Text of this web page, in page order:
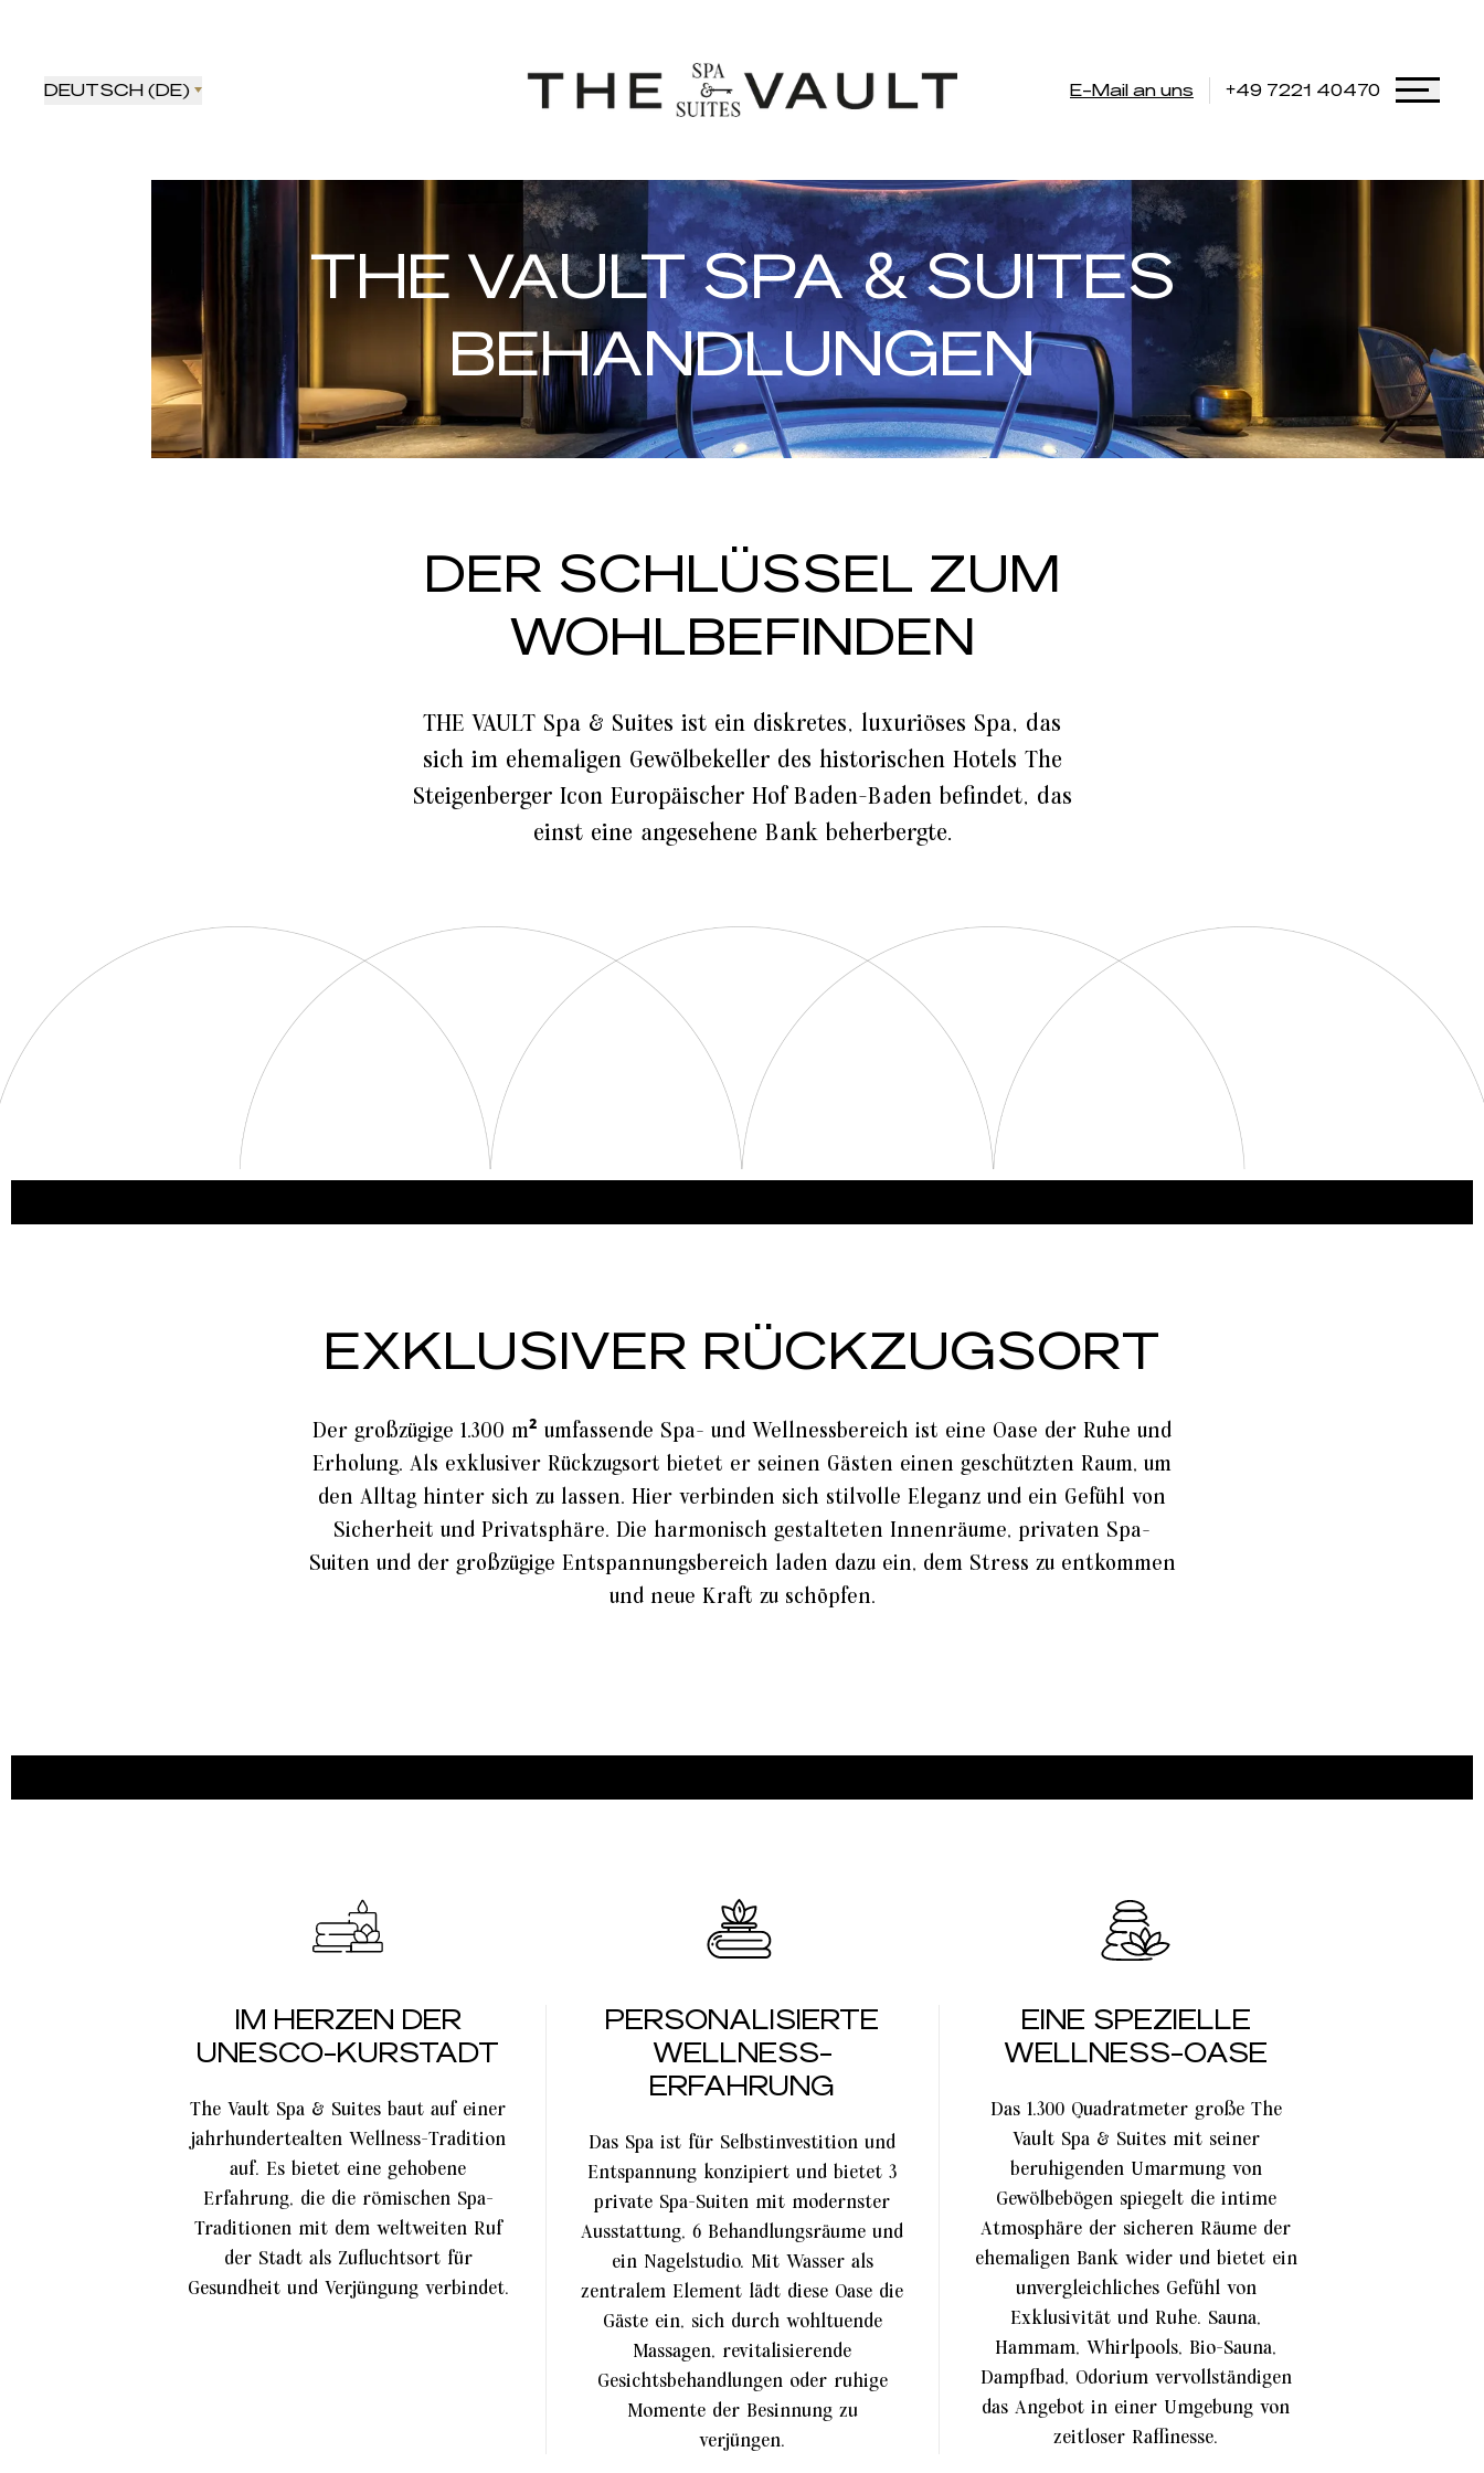
DEUTSCH (DE) E-Mail an uns +49 7221 40470
THE VAULT SPA & SUITES
BEHANDLUNGEN
DER SCHLÜSSEL ZUM
WOHLBEFINDEN
THE VAULT Spa & Suites ist ein diskretes, luxuriöses Spa, das
sich im ehemaligen Gewölbekeller des historischen Hotels The
Steigenberger Icon Europäischer Hof Baden-Baden befindet, das
einst eine angesehene Bank beherbergte.
EXKLUSIVER RÜCKZUGSORT
Der großzügige 1.300 m² umfassende Spa- und Wellnessbereich ist eine Oase der Ruhe und
Erholung. Als exklusiver Rückzugsort bietet er seinen Gästen einen geschützten Raum, um
den Alltag hinter sich zu lassen. Hier verbinden sich stilvolle Eleganz und ein Gefühl von
Sicherheit und Privatsphäre. Die harmonisch gestalteten Innenräume, privaten Spa-
Suiten und der großzügige Entspannungsbereich laden dazu ein, dem Stress zu entkommen
und neue Kraft zu schöpfen.
IM HERZEN DER
UNESCO-KURSTADT
The Vault Spa & Suites baut auf einer
jahrhundertealten Wellness-Tradition
auf. Es bietet eine gehobene
Erfahrung, die die römischen Spa-
Traditionen mit dem weltweiten Ruf
der Stadt als Zufluchtsort für
Gesundheit und Verjüngung verbindet.
PERSONALISIERTE
WELLNESS-
ERFAHRUNG
Das Spa ist für Selbstinvestition und
Entspannung konzipiert und bietet 3
private Spa-Suiten mit modernster
Ausstattung, 6 Behandlungsräume und
ein Nagelstudio. Mit Wasser als
zentralem Element lädt diese Oase die
Gäste ein, sich durch wohltuende
Massagen, revitalisierende
Gesichtsbehandlungen oder ruhige
Momente der Besinnung zu
verjüngen.
EINE SPEZIELLE
WELLNESS-OASE
Das 1.300 Quadratmeter große The
Vault Spa & Suites mit seiner
beruhigenden Umarmung von
Gewölbebögen spiegelt die intime
Atmosphäre der sicheren Räume der
ehemaligen Bank wider und bietet ein
unvergleichliches Gefühl von
Exklusivität und Ruhe. Sauna,
Hammam, Whirlpools, Bio-Sauna,
Dampfbad, Odorium vervollständigen
das Angebot in einer Umgebung von
zeitloser Raffinesse.